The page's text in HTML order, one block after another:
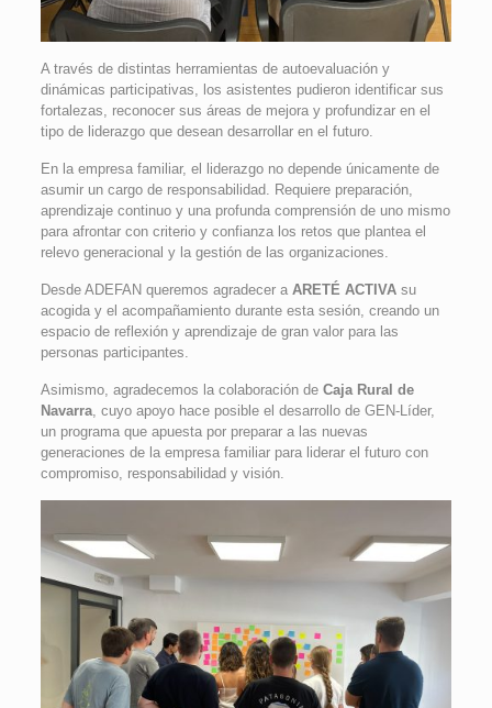
A través de distintas herramientas de autoevaluación y
dinámicas participativas, los asistentes pudieron identificar sus
fortalezas, reconocer sus áreas de mejora y profundizar en el
tipo de liderazgo que desean desarrollar en el futuro.
En la empresa familiar, el liderazgo no depende únicamente de
asumir un cargo de responsabilidad. Requiere preparación,
aprendizaje continuo y una profunda comprensión de uno mismo
para afrontar con criterio y confianza los retos que plantea el
relevo generacional y la gestión de las organizaciones.
Desde ADEFAN queremos agradecer a ARETÉ ACTIVAsu
acogida y el acompañamiento durante esta sesión, creando un
espacio de reflexión y aprendizaje de gran valor para las
personas participantes.
Asimismo, agradecemos la colaboración de Caja Rural de
Navarra, cuyo apoyo hace posible el desarrollo de GEN-Líder,
un programa que apuesta por preparar a las nuevas
generaciones de la empresa familiar para liderar el futuro con
compromiso, responsabilidad y visión.